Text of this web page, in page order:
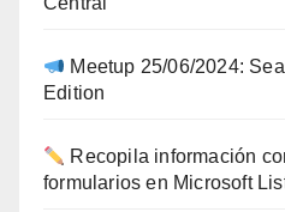
Meetup 25/06/2024:
Edition
Recopila información
formularios en Microsoft